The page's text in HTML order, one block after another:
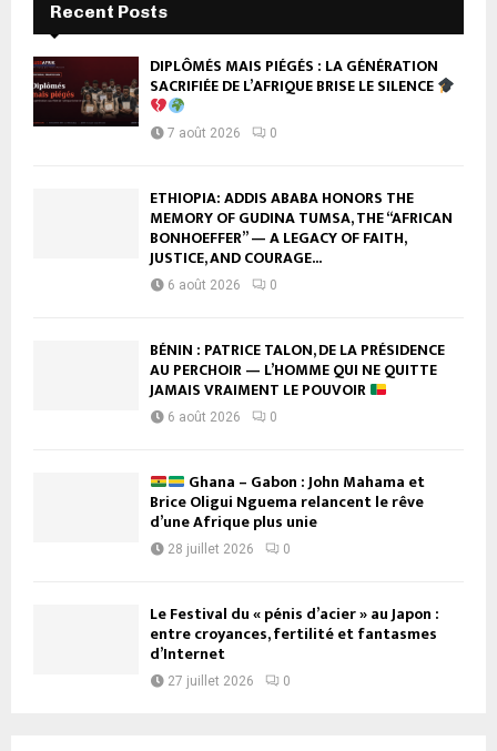
Recent Posts
DIPLÔMÉS MAIS PIÉGÉS : LA GÉNÉRATION
SACRIFIÉE DE L’AFRIQUE BRISE LE SILENCE
7 août 2026 0
ETHIOPIA: ADDIS ABABA HONORS THE
MEMORY OF GUDINA TUMSA, THE “AFRICAN
BONHOEFFER” — A LEGACY OF FAITH,
JUSTICE, AND COURAGE...
6 août 2026 0
BÉNIN : PATRICE TALON, DE LA PRÉSIDENCE
AU PERCHOIR — L’HOMME QUI NE QUITTE
JAMAIS VRAIMENT LE POUVOIR
6 août 2026 0
Ghana – Gabon : John Mahama et
Brice Oligui Nguema relancent le rêve
d’une Afrique plus unie
28 juillet 2026 0
Le Festival du « pénis d’acier » au Japon :
entre croyances, fertilité et fantasmes
d’Internet
27 juillet 2026 0